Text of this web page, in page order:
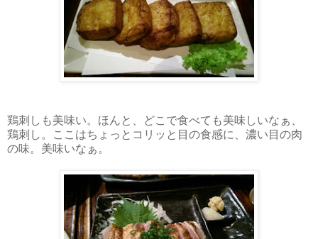
鶏刺しも美味い。ほんと、どこで食べても美味しいなぁ、
鶏刺し。ここはちょっとコリッと目の食感に、濃い目の肉
の味。美味いなぁ。